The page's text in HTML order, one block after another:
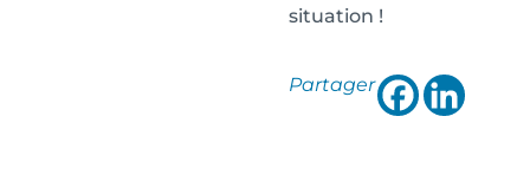
situation !
Partager